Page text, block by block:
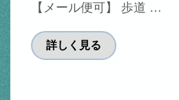
【メール便可】 歩道 …
詳しく見る